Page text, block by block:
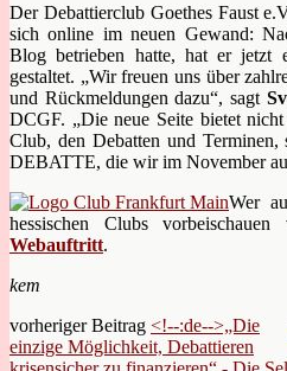
Der Debattierclub Goethes Faust
sich online im neuen Gewand:
Blog betrieben hatte, hat er jetzt
gestaltet. „Wir freuen uns über
und Rückmeldungen dazu“, sagt
DCGF. „Die neue Seite bietet
Club, den Debatten und
DEBATTE, die wir im November
Wer
hessischen Clubs
Webauftritt.
kem
vorheriger Beitrag <!--:de-->„Die
einzige Möglichkeit, Debattieren